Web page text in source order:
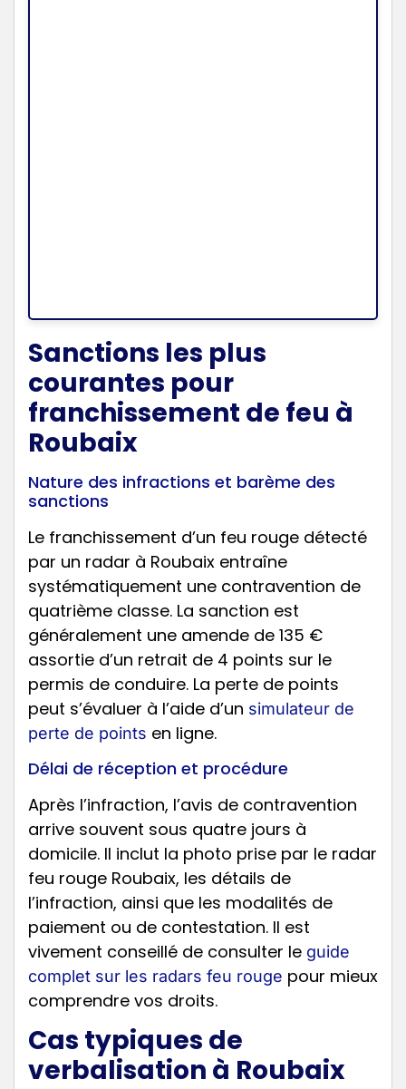
Sanctions les plus
courantes pour
franchissement de feu à
Roubaix
Nature des infractions et barème des
sanctions
Le franchissement d’un feu rouge détecté
par un radar à Roubaix entraîne
systématiquement une contravention de
quatrième classe. La sanction est
généralement une amende de 135 €
assortie d’un retrait de 4 points sur le
permis de conduire. La perte de points
peut s’évaluer à l’aide d’un simulateur de
perte de points en ligne.
Délai de réception et procédure
Après l’infraction, l’avis de contravention
arrive souvent sous quatre jours à
domicile. Il inclut la photo prise par le radar
feu rouge Roubaix, les détails de
l’infraction, ainsi que les modalités de
paiement ou de contestation. Il est
vivement conseillé de consulter le guide
complet sur les radars feu rouge pour mieux
comprendre vos droits.
Cas typiques de
verbalisation à Roubaix